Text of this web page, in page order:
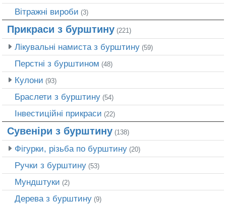
Вітражні вироби (3)
Прикраси з бурштину (221)
Лікувальні намиста з бурштину (59)
Перстні з бурштином (48)
Кулони (93)
Браслети з бурштину (54)
Інвестиційні прикраси (22)
Сувеніри з бурштину (138)
Фігурки, різьба по бурштину (20)
Ручки з бурштину (53)
Мундштуки (2)
Дерева з бурштину (9)